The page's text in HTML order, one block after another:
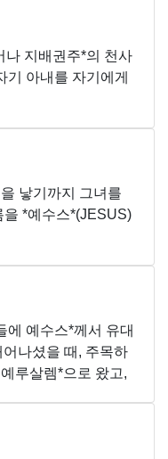
나 지배권주*의 천사
기 아내를 자기에게
낳기까지 그녀를
을 *예수스*(JESUS)
에 예수스*께서 유대
나셨을 때, 주목하
루살렘*으로 왔고,